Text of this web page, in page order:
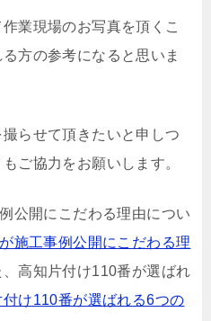
業現場のお写真を頂くこ
方の参考になると思いま
らせて頂きたいと申しつ
ご協力をお願いします。
公開にこだわる理由につい
施工事例公開にこだわる理
、高知片付け110番が選ばれ
付け110番が選ばれる6つの